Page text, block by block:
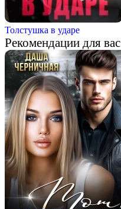
Толстушка в ударе
Рекомендации для вас